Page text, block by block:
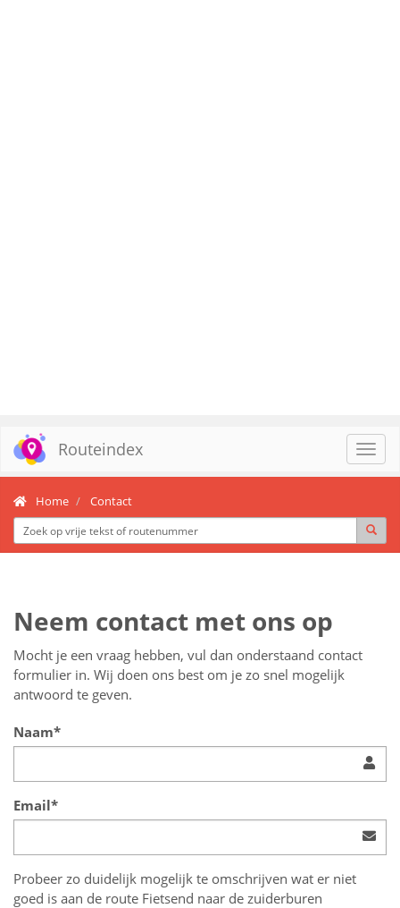
Routeindex
Home Contact
Neem contact met ons op
Mocht je een vraag hebben, vul dan onderstaand contact
formulier in. Wij doen ons best om je zo snel mogelijk
antwoord te geven.
Naam*
Email*
Probeer zo duidelijk mogelijk te omschrijven wat er niet
goed is aan de route Fietsend naar de zuiderburen